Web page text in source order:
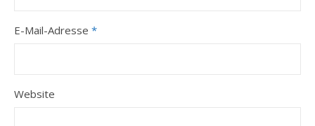
E-Mail-Adresse *
Website